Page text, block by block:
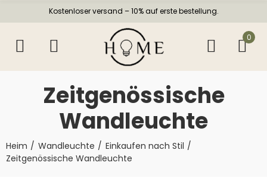
Kostenloser versand – 10% auf erste bestellung.
0
Zeitgenössische
Wandleuchte
Heim Wandleuchte
Einkaufen nach Stil
Zeitgenössische Wandleuchte